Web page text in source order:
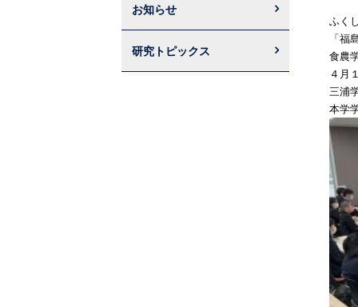
ふく
「
食農
４月
三浦
本学
お知らせ
研究トピックス